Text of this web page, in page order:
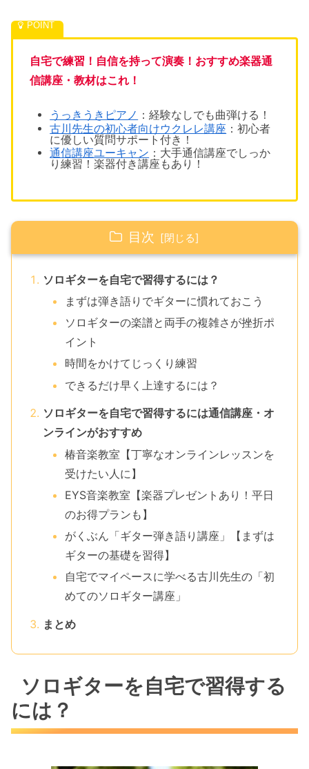
自宅で練習！自信を持って演奏！おすすめ楽器通
信講座・教材はこれ！
うっきうきピアノ
：経験なしでも1曲弾ける！
古川先生の初心者向けウクレレ講座 ：初心者
に優しい質問サポート付き！
通信講座ユーキャン ：大手通信講座でしっか
り練習！楽器付き講座もあり！
目次
ソロギターを自宅で習得するには？
まずは弾き語りでギターに慣れておこう
ソロギターの楽譜と両手の複雑さが挫折ポ
イント
時間をかけてじっくり練習
できるだけ早く上達するには？
ソロギターを自宅で習得するには通信講座・オ
ンラインがおすすめ
椿音楽教室【丁寧なオンラインレッスンを
受けたい人に】
EYS音楽教室【楽器プレゼントあり！平日
のお得プランも】
がくぶん「ギター弾き語り講座」【まずは
ギターの基礎を習得】
自宅でマイペースに学べる古川先生の「初
めてのソロギター講座」
まとめ
ソロギターを自宅で習得する
には？